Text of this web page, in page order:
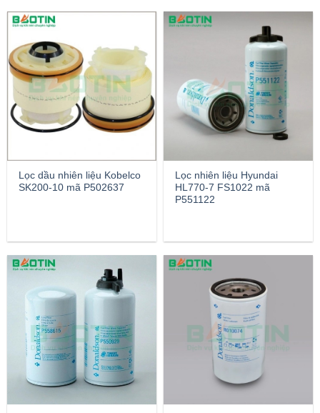
Lọc dầu nhiên liệu Kobelco
SK200-10 mã P502637
Lọc nhiên liệu Hyundai
HL770-7 FS1022 mã
P551122